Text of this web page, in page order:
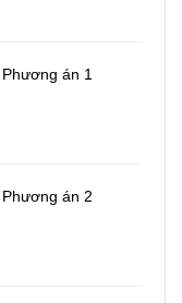
án 1
án 2